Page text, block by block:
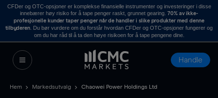
CFDer og OTC-opsjoner er komplekse finansielle instrumenter og investeringer i disse
innebærer høy risiko for å tape penger raskt, grunnet gearing. 70% av ikke-
profesjonelle kunder taper penger når de handler i slike produkter med denne
tilbyderen . Du bør vurdere om du forstår hvordan CFDer og OTC-opsjoner fungerer og
om du har råd til å ta den høye risikoen for å tape pengene dine.
Handle
Hem Markedsutvalg Chaowei Power Holdings Ltd